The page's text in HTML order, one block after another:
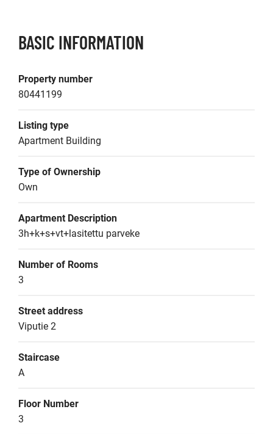
BASIC INFORMATION
Property number
80441199
Listing type
Apartment Building
Type of Ownership
Own
Apartment Description
3h+k+s+vt+lasitettu parveke
Number of Rooms
3
Street address
Viputie 2
Staircase
A
Floor Number
3